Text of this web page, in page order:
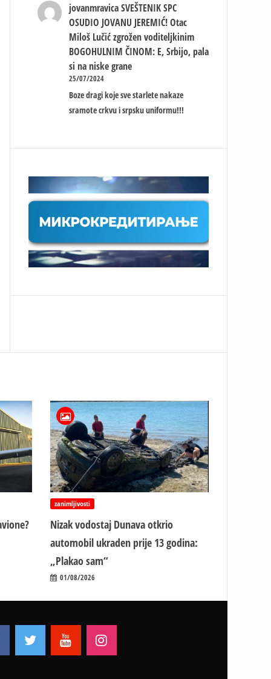
jovanmravica SVEŠTENIK SPC
OSUDIO JOVANU JEREMIĆ! Otac
Miloš Lučić zgrožen voditeljkinim
BOGOHULNIM ČINOM: E, Srbijo, pala
si na niske grane
25/07/2024
Boze dragi koje sve starlete nakaze
sramote crkvu i srpsku uniformu!!!
zanimljivosti
Nizak vodostaj Dunava otkrio
automobil ukraden prije 13 godina:
„Plakao sam“
01/08/2026